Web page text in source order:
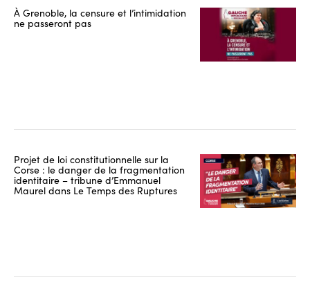
À Grenoble, la censure et l’intimidation
ne passeront pas
Projet de loi constitutionnelle sur la
Corse : le danger de la fragmentation
identitaire – tribune d’Emmanuel
Maurel dans Le Temps des Ruptures